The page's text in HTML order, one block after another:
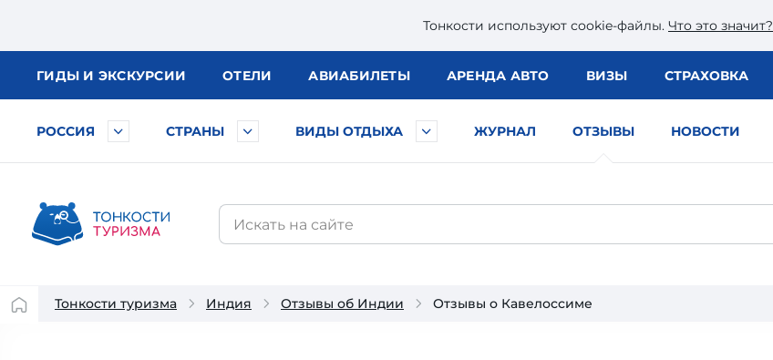
Тонкости используют сookie-файлы. Что это значит?
ГИДЫ И ЭКСКУРСИИ ОТЕЛИ АВИАБИЛЕТЫ АРЕНДА АВТО ВИЗЫ СТРАХОВКА
РОССИЯ СТРАНЫ ВИДЫ ОТДЫХА ЖУРНАЛ ОТЗЫВЫ НОВОСТИ
Тонкости туризма Индия Отзывы об Индии Отзывы о Кавелоссиме